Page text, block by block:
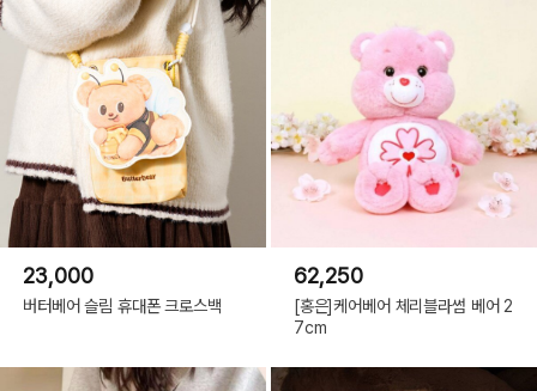
23,000
버터베어 슬림 휴대폰 크로스백
62,250
[홍은]케어베어 체리블라썸 베어 2
7cm